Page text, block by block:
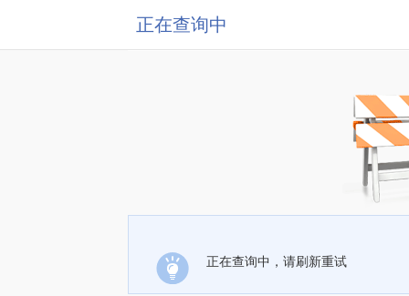
正在查询中
正在查询中，请刷新重试